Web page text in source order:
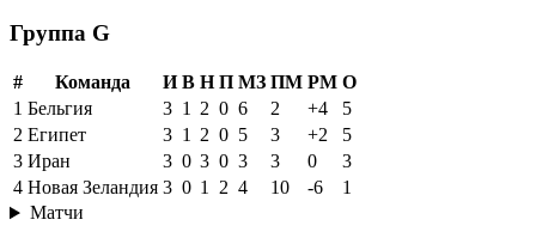
Группа G
# Команда И В Н П МЗ ПМ РМ О
1 Бельгия 3 1 2 0 6 2 +4
5
2 Египет 3 1 2 0 5 3 +2
5
3 Иран 3 0 3 0 3 3 0
3
4 Новая Зеландия 3 0 1 2 4 10 -6
1
Матчи